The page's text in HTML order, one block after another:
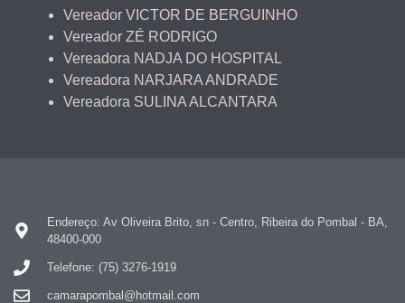
Vereador VICTOR DE BERGUINHO
Vereador ZÉ RODRIGO
Vereadora NADJA DO HOSPITAL
Vereadora NARJARA ANDRADE
Vereadora SULINA ALCANTARA
Endereço: Av Oliveira Brito, sn - Centro, Ribeira do Pombal - BA,
48400-000
Telefone: (75) 3276-1919
camarapombal@hotmail.com